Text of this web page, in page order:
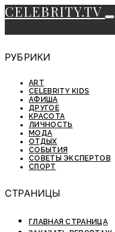
CELEBRITY.TV
РУБРИКИ
ART
CELEBRITY KIDS
АФИША
ДРУГОЕ
КРАСОТА
ЛИЧНОСТЬ
МОДА
ОТДЫХ
СОБЫТИЯ
СОВЕТЫ ЭКСПЕРТОВ
СПОРТ
СТРАНИЦЫ
ГЛАВНАЯ СТРАНИЦА